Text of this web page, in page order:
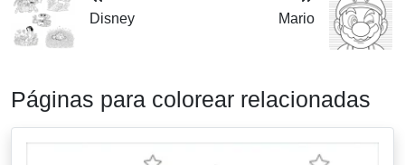
Disney Mario
Páginas para colorear relacionadas